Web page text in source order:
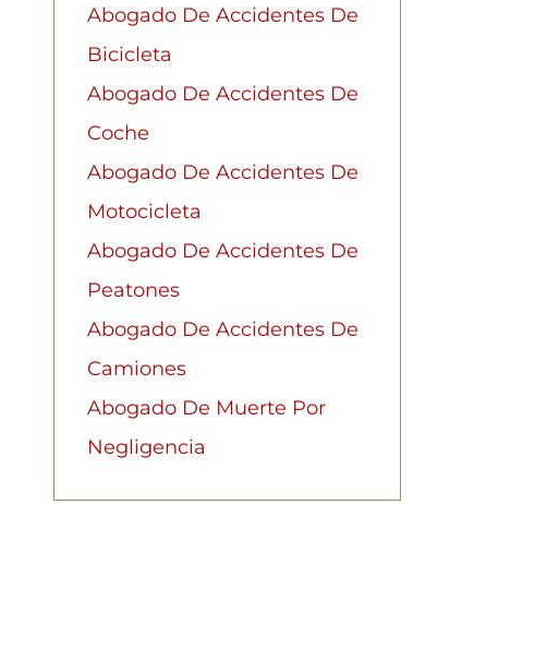
Abogado De Accidentes De
Bicicleta
Abogado De Accidentes De
Coche
Abogado De Accidentes De
Motocicleta
Abogado De Accidentes De
Peatones
Abogado De Accidentes De
Camiones
Abogado De Muerte Por
Negligencia